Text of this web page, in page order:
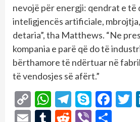
nevojë për energji: qendrat e të
inteligjencës artificiale,
detaria”, tha Matthews. “Ne
kompania e parë që do të
bërthamore të ndërtuar në
të vendosjes së afërt.”
Copy
Link
WhatsApp
Telegram
Skype
EmailTumblr
Reddit
Viber